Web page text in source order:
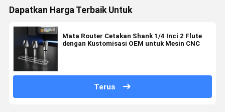
Dapatkan Harga Terbaik Untuk
Mata Router Cetakan Shank 1/4 Inci 2 Flute
dengan Kustomisasi OEM untuk Mesin CNC
Terus